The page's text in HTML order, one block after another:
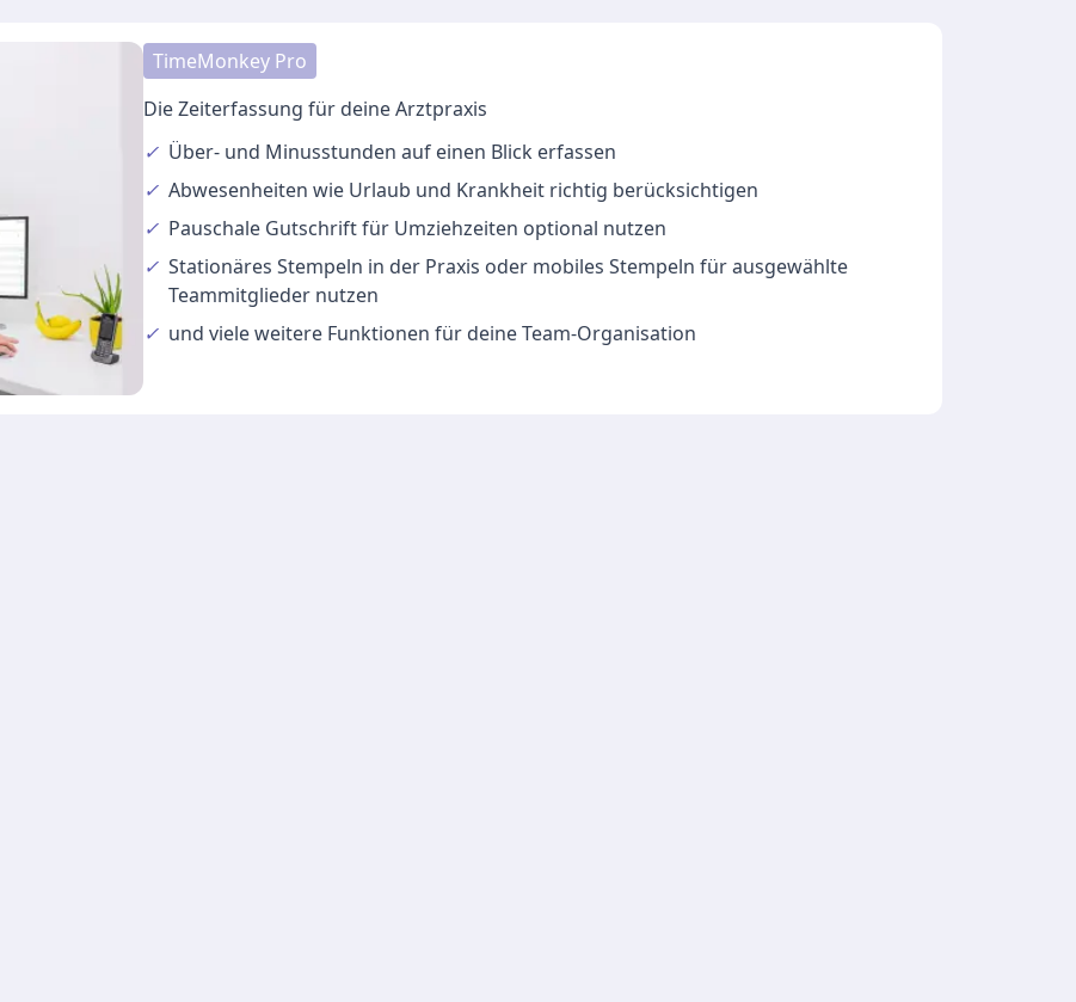
TimeMonkey Pro
Die Zeiterfassung für deine Arztpraxis
✓ Über- und Minusstunden auf einen Blick erfassen
✓ Abwesenheitenwie Urlaub und Krankheit richtig berücksichtigen
✓ Pauschale Gutschriftfür Umziehzeiten optional nutzen
✓ Stationäres Stempeln in der Praxis oder mobiles Stempeln für ausgewählte
Teammitglieder nutzen
✓ und vieleweitere Funktionenfür deine Team-Organisation